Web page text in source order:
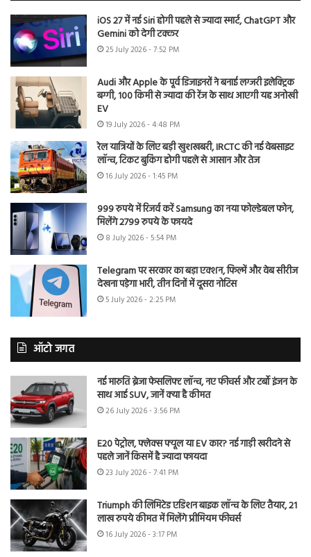
iOS 27 में नई Siri होगी पहले से ज्यादा स्मार्ट, ChatGPT और
Gemini को देगी टक्कर
25 July 2026 - 7:52 PM
Audi और Apple के पूर्व डिजाइनरों ने बनाई लग्जरी इलेक्ट्रिक
बग्गी, 100 किमी से ज्यादा की रेंज के साथ आएगी यह अनोखी
EV
19 July 2026 - 4:48 PM
रेल यात्रियों के लिए बड़ी खुशखबरी, IRCTC की नई वेबसाइट
लॉन्च, टिकट बुकिंग होगी पहले से आसान और तेज
16 July 2026 - 1:45 PM
999 रुपये में रिजर्व करें Samsung का नया फोल्डेबल फोन,
मिलेंगे 2799 रुपये के फायदे
8 July 2026 - 5:54 PM
Telegram पर सरकार का बड़ा एक्शन, फिल्में और वेब सीरीज
देखना पड़ेगा भारी, तीन दिनों में दूसरा नोटिस
5 July 2026 - 2:25 PM
ऑटो जगत
नई मारुति ब्रेजा फेसलिफ्ट लॉन्च, नए फीचर्स और टर्बो इंजन के
साथ आई SUV, जानें क्या है कीमत
26 July 2026 - 3:56 PM
E20 पेट्रोल, फ्लेक्स फ्यूल या EV कार? नई गाड़ी खरीदने से
पहले जानें किसमें है ज्यादा फायदा
23 July 2026 - 7:41 PM
Triumph की लिमिटेड एडिशन बाइक लॉन्च के लिए तैयार, 21
लाख रुपये कीमत में मिलेंगे प्रीमियम फीचर्स
16 July 2026 - 3:17 PM